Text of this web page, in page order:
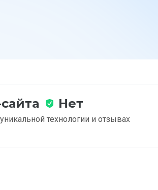
Нет
технологии и отзывах